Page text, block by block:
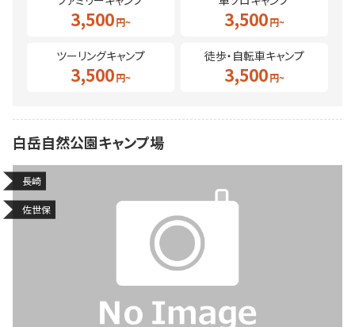
3,500 3,500
ツーリングキャンプ
3,500
徒歩・自転車キャンプ
3,500
白岳自然公園キャンプ場
長崎
佐世保